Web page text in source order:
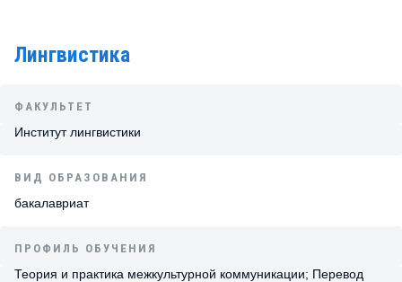
Лингвистика
ФАКУЛЬТЕТ
Институт лингвистики
ВИД ОБРАЗОВАНИЯ
бакалавриат
ПРОФИЛЬ ОБУЧЕНИЯ
Теория и практика межкультурной коммуникации; Перевод